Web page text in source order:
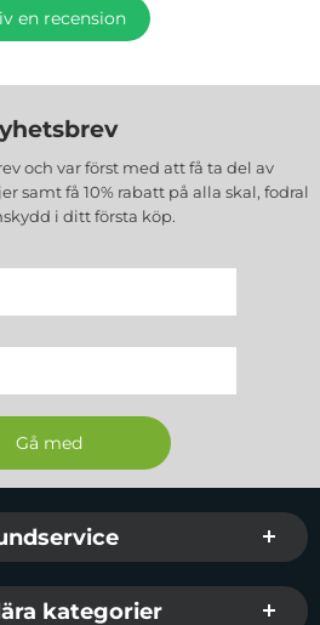
en recension
och var först med att få ta del av
samt få 10% rabatt på alla skal, fodral
i ditt första köp.
info och länkar
kategorier